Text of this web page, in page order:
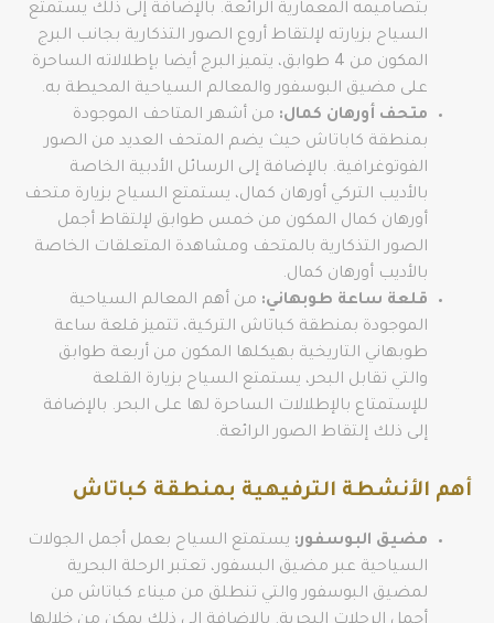
بتصاميمه المعمارية الرائعة. بالإضافة إلى ذلك يستمتع
السياح بزيارته لإلتقاط أروع الصور التذكارية بجانب البرج
المكون من 4 طوابق، يتميز البرج أيضا بإطلالاته الساحرة
على مضيق البوسفور والمعالم السياحية المحيطة به.
متحف أورهان كمال: من أشهر المتاحف الموجودة
بمنطقة كاباتاش حيث يضم المتحف العديد من الصور
الفوتوغرافية. بالإضافة إلى الرسائل الأدبية الخاصة
بالأديب التركي أورهان كمال، يستمتع السياح بزيارة متحف
أورهان كمال المكون من خمس طوابق لإلتقاط أجمل
الصور التذكارية بالمتحف ومشاهدة المتعلقات الخاصة
بالأديب أورهان كمال.
قلعة ساعة طوبهاني: من أهم المعالم السياحية
الموجودة بمنطقة كباتاش التركية، تتميز قلعة ساعة
طوبهاني التاريخية بهيكلها المكون من أربعة طوابق
والتي تقابل البحر، يستمتع السياح بزيارة القلعة
للإستمتاع بالإطلالات الساحرة لها على البحر. بالإضافة
إلى ذلك إلتقاط الصور الرائعة.
أهم الأنشطة الترفيهية بمنطقة كباتاش
مضيق البوسفور: يستمتع السياح بعمل أجمل الجولات
السياحية عبر مضيق البسفور، تعتبر الرحلة البحرية
لمضيق البوسفور والتي تنطلق من ميناء كباتاش من